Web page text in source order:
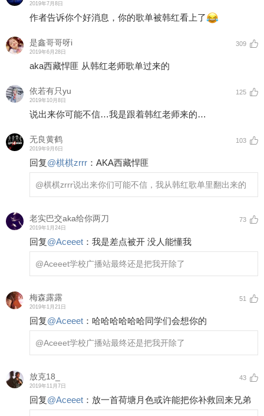
2019年7月8日
作者告诉你个好消息，你的歌单被韩红看上了
是鑫哥哥呀i
2019年6月28日
309
aka西藏悍匪 从韩红老师歌单过来的
依若有只yu
2019年10月8日
125
说出来你可能不信…我是跟着韩红老师来的…
无良黄鹤
2019年9月6日
103
回复@棋棋zrrr ： AKA西藏悍匪
@棋棋zrrr说出来你们可能不信，我从韩红歌单里翻出来的
老实巴交aka给你两刀
2019年1月24日
73
回复@Aceeet ： 我是差点被开 没人能懂我
@Aceeet学校广播站最终还是把我开除了
梅森露露
2019年1月21日
51
回复@Aceeet ： 哈哈哈哈哈哈同学们会想你的
@Aceeet学校广播站最终还是把我开除了
放克18_
2019年11月7日
43
回复@Aceeet ： 放一首荷塘月色或许能把你补救回来兄弟